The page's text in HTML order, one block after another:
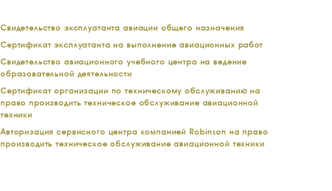
Свидетельство эксплуатанта авиации общего назначения
Сертификат эксплуатанта на выполнение авиационных работ
Свидетельство авиационного учебного центра на ведение
образовательной деятельности
Сертификат организации по техническому обслуживанию на
право производить техническое обслуживание авиационной
техники
Авторизация сервисного центра компанией Robinson на право
производить техническое обслуживание авиационной техники